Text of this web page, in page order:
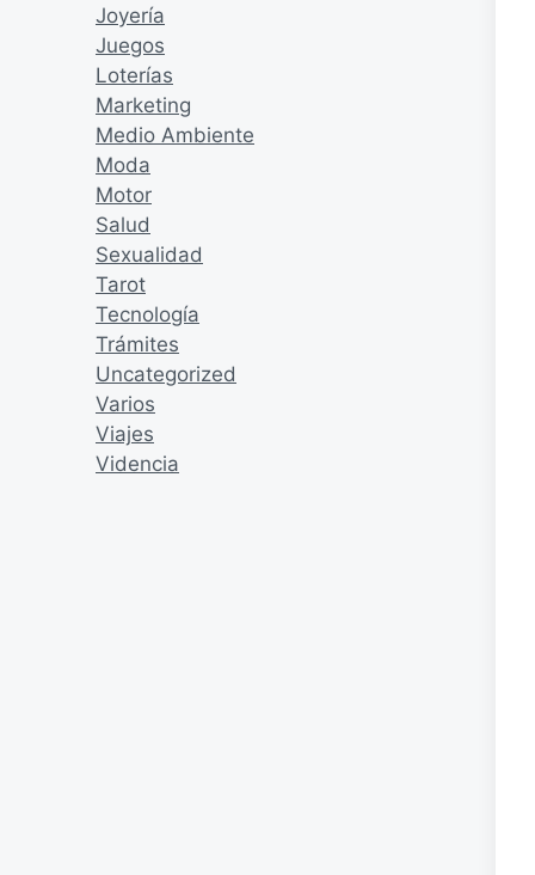
Joyería
Juegos
Loterías
Marketing
Medio Ambiente
Moda
Motor
Salud
Sexualidad
Tarot
Tecnología
Trámites
Uncategorized
Varios
Viajes
Videncia